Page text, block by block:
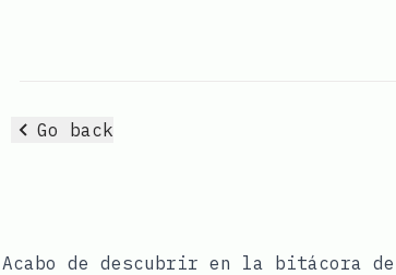
Go back
Acabo de descubrir en la bitácora de